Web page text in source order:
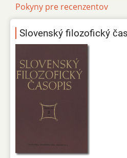
Pokyny pre recenzentov
Slovenský filozofický